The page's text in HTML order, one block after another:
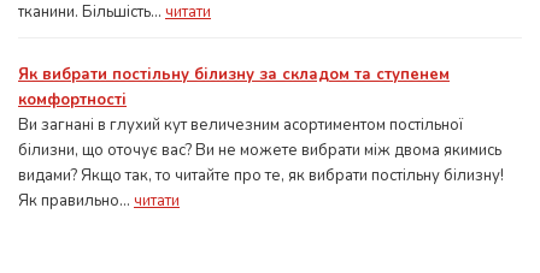
тканини. Більшість... читати
Як вибрати постільну білизну за складом та ступенем
комфортності
Ви загнані в глухий кут величезним асортиментом постільної
білизни, що оточує вас? Ви не можете вибрати між двома якимись
видами? Якщо так, то читайте про те, як вибрати постільну білизну!
Як правильно... читати